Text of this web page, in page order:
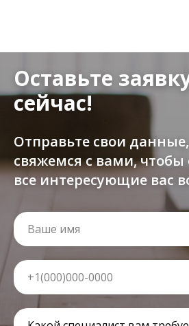
Оставьте
сейчас!
Отправьте свои
свяжемся с вами, чтобы
все интересующие вас